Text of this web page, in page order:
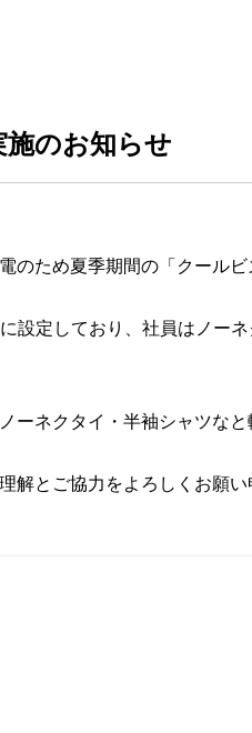
のお知らせ
のため夏季期間の「クール
設定しており、社員はノー
ーネクタイ・半袖シャツな
解とご協力をよろしくお願